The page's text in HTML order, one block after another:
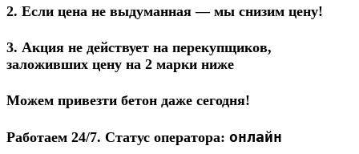
2. Если цена не выдуманная — мы снизим цену!
3. Акция не действует на перекупщиков,
заложивших цену на 2 марки ниже
Можем привезти бетон даже сегодня!
Работаем 24/7. Статус оператора: онлайн